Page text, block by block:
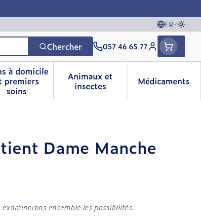
FR
Langues
Chercher 057 46 65 77
Menu client
enfantsVitalité 50+
menu pour la catégorie Naturopathie
à domicile
premiers
soins
Afficher le sous-menu pour la catégorie Soins
Animaux et
insectes
Afficher le sous-menu pour
Médicaments
Afficher
Dame Manche
ensemble les possibilités.